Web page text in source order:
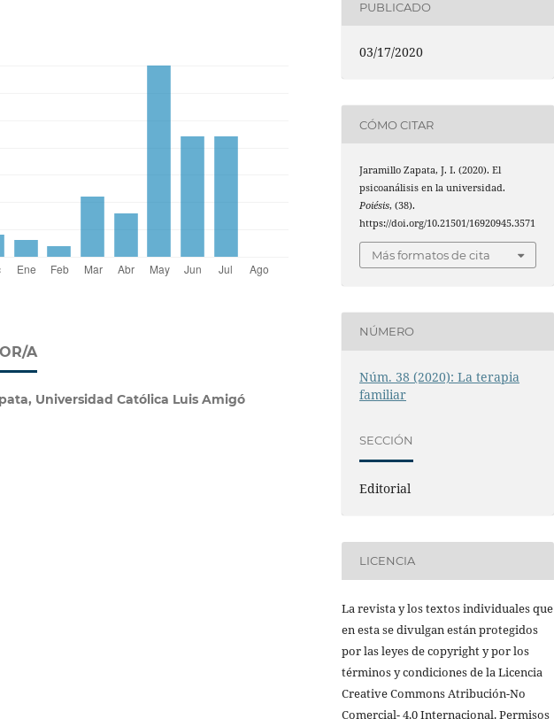
A
Universidad Católica Luis Amigó
PUBLICADO
03/17/2020
CÓMO CITAR
Jaramillo Zapata, J. I. (2020). El
psicoanálisis en la universidad.
Poiésis, (38).
https://doi.org/10.21501/16920945.3571
Más formatos de cita
NÚMERO
Núm. 38 (2020): La terapia
familiar
SECCIÓN
Editorial
LICENCIA
La revista y los textos individuales que
en esta se divulgan están protegidos
por las leyes de copyright y por los
términos y condiciones de la Licencia
Creative Commons Atribución-No
Comercial- 4.0 Internacional. Permisos